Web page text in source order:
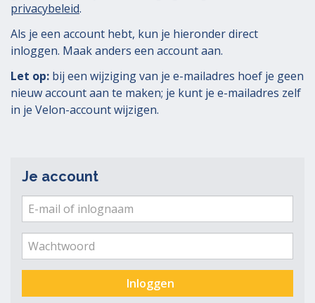
privacybeleid.
Als je een account hebt, kun je hieronder direct
inloggen. Maak anders een account aan.
Let op: bij een wijziging van je e-mailadres hoef je geen
nieuw account aan te maken; je kunt je e-mailadres zelf
in je Velon-account wijzigen.
Je account
E-
mail
of
inlognaam
Wachtwoord
Inloggen